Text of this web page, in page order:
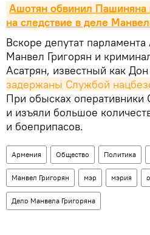
Ашотян обвинил Пашиняна
на следствие в деле
Вскоре депутат
Манвел Григорян и
Асатрян, известный как
задержаны Службой
При обысках
и изъяли большое
и боеприпасов.
Армения Общество Политика
Манвел Григорян мэр мэрия
Дело Манвела Григоряна